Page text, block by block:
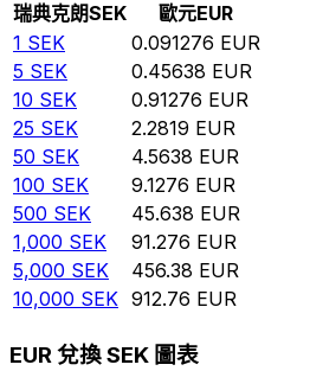
瑞典克朗SEK 歐元EUR
1 SEK 0.091276 EUR
5 SEK 0.45638 EUR
10 SEK 0.91276 EUR
25 SEK 2.2819 EUR
50 SEK 4.5638 EUR
100 SEK 9.1276 EUR
500 SEK 45.638 EUR
1,000 SEK 91.276 EUR
5,000 SEK 456.38 EUR
10,000 SEK 912.76 EUR
EUR 兌換 SEK 圖表